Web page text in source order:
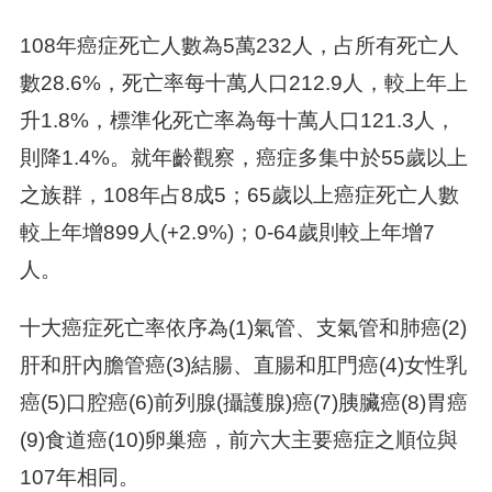
108年癌症死亡人數為5萬232人，占所有死亡人
數28.6%，死亡率每十萬人口212.9人，較上年上
升1.8%，標準化死亡率為每十萬人口121.3人，
則降1.4%。就年齡觀察，癌症多集中於55歲以上
之族群，108年占8成5；65歲以上癌症死亡人數
較上年增899人(+2.9%)；0-64歲則較上年增7
人。
十大癌症死亡率依序為(1)氣管、支氣管和肺癌(2)
肝和肝內膽管癌(3)結腸、直腸和肛門癌(4)女性乳
癌(5)口腔癌(6)前列腺(攝護腺)癌(7)胰臟癌(8)胃癌
(9)食道癌(10)卵巢癌，前六大主要癌症之順位與
107年相同。